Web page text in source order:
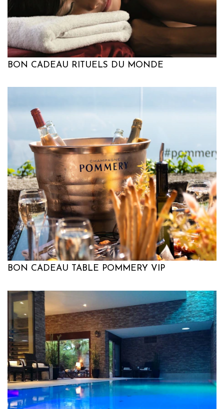
BON CADEAU RITUELS DU MONDE
BON CADEAU TABLE POMMERY VIP